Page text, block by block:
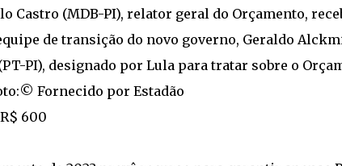
Castro (MDB-PI), relator geral do Orçamento,
de transição do novo governo, Geraldo
PI), designado por Lula para tratar sobre o
Fornecido por Estadão
600